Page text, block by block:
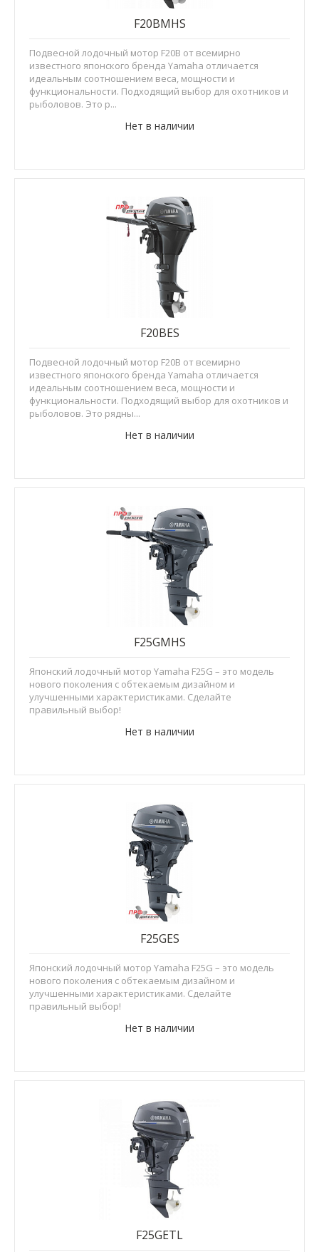
Нет в наличии
F20BMHS
Подвесной лодочный мотор F20B от всемирно
известного японского бренда Yamaha отличается
идеальным соотношением веса, мощности и
функциональности. Подходящий выбор для охотников и
рыболовов. Это р...
Нет в наличии
F20BES
Подвесной лодочный мотор F20B от всемирно
известного японского бренда Yamaha отличается
идеальным соотношением веса, мощности и
функциональности. Подходящий выбор для охотников и
рыболовов. Это рядны...
Нет в наличии
F25GMHS
Японский лодочный мотор Yamaha F25G – это модель
нового поколения с обтекаемым дизайном и
улучшенными характеристиками. Сделайте
правильный выбор!
Нет в наличии
F25GES
Японский лодочный мотор Yamaha F25G – это модель
нового поколения с обтекаемым дизайном и
улучшенными характеристиками. Сделайте
правильный выбор!
F25GETL